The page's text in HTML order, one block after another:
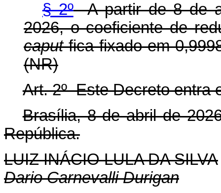
§ 2ºA partir de 8 de
2026, o coeficiente de
caputfica fixado em
(NR)
Art. 2º Este Decreto entra
Brasília, 8 de abril de
República.
LUIZ INÁCIO LULA DA SILVA
Dario Carnevalli Durigan